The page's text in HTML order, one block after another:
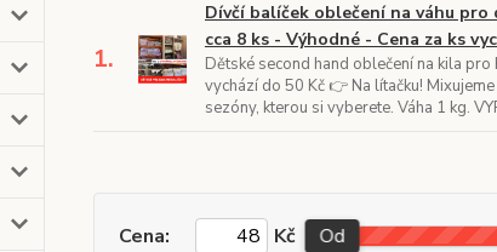
1.
Dívčí balíček oblečení na váhu pro
cca 8 ks - Výhodné - Cena za ks
Dětské second hand oblečení na kila
vychází do 50 Kč 👉 Na lítačku!
sezóny, kterou si vyberete. Váha 1 kg.
Cena: Kč Od